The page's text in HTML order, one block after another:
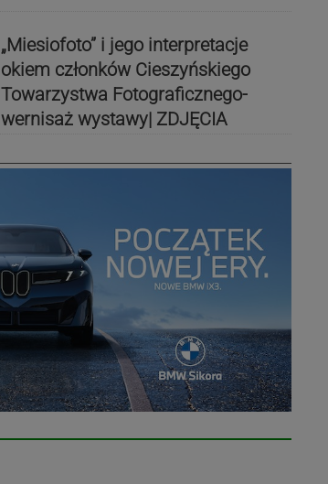
„Miesiofoto” i jego interpretacje
okiem członków Cieszyńskiego
Towarzystwa Fotograficznego-
wernisaż wystawy| ZDJĘCIA